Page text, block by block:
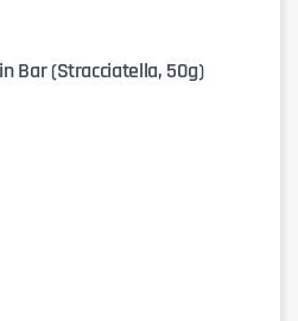
Bar (Stracciatella, 50g)